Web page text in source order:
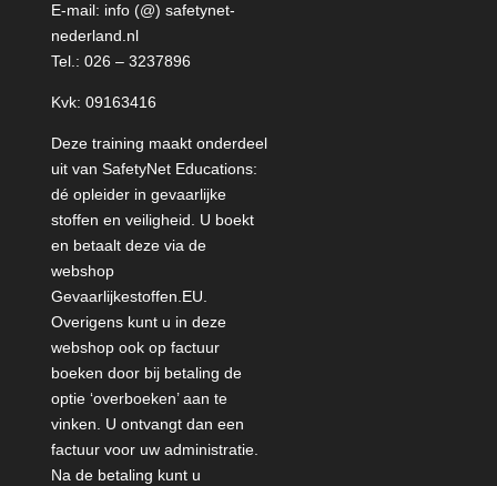
E-mail: info (@) safetynet-
nederland.nl
Tel.: 026 – 3237896
Kvk: 09163416
Deze training maakt onderdeel
uit van SafetyNet Educations:
dé opleider in gevaarlijke
stoffen en veiligheid. U boekt
en betaalt deze via de
webshop
Gevaarlijkestoffen.EU
Overigens kunt u in deze
webshop ook op factuur
boeken door bij betaling de
optie ‘overboeken’ aan te
vinken. U ontvangt dan een
factuur voor uw administratie.
Na de betaling kunt u